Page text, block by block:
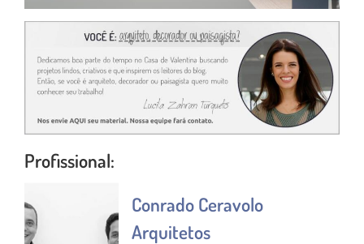
Profissional:
Conrado Ceravolo
Arquitetos